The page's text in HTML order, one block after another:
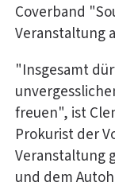
Coverband
Veranstaltung
"Insgesamt
freuen", ist
Prokurist der
Veranstaltung
und dem